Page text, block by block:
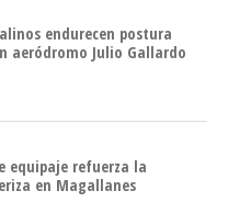
endurecen postura
aeródromo Julio Gallardo
equipaje refuerza la
en Magallanes